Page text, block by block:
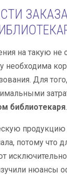
на такую не
необходима
Для
библиотекаря.
потому что
нюансы